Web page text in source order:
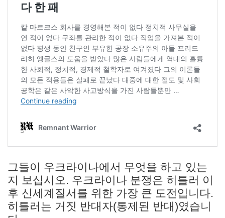
그들이 우크라이나에서 무엇을 하고 있는
지 보십시오. 우크라이나 분쟁은 히틀러 이
후 신세계질서를 위한 가장 큰 도전입니다.
히틀러는 거짓 반대자(통제된 반대)였습니